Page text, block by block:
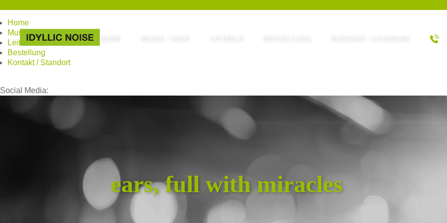
HOME MUSIK / SHOP KONTAKT / STANDORT
Home
Musik / Shop
Leitbild
Bestellung
Kontakt / Standort
Social Media:
ears, full with miracles